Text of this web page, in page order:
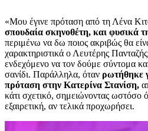
«Μου έγινε πρόταση από τη Λένα
σπουδαία σκηνοθέτη, και φυσικά
περιμένω να δω ποιος ακριβώς θα
χαρακτηριστικά ο Λευτέρης
ενδεχόμενο να τον δούμε σύντομα
σανίδι. Παράλληλα, όταν ρωτήθηκε
πρόταση στην Κατερίνα Στανίση,
κάτι σχετικό, σημειώνοντας ωστόσο
εξαιρετική, αν τελικά προχωρήσει.